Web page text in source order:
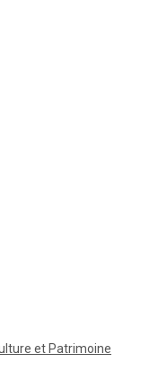
et Patrimoine